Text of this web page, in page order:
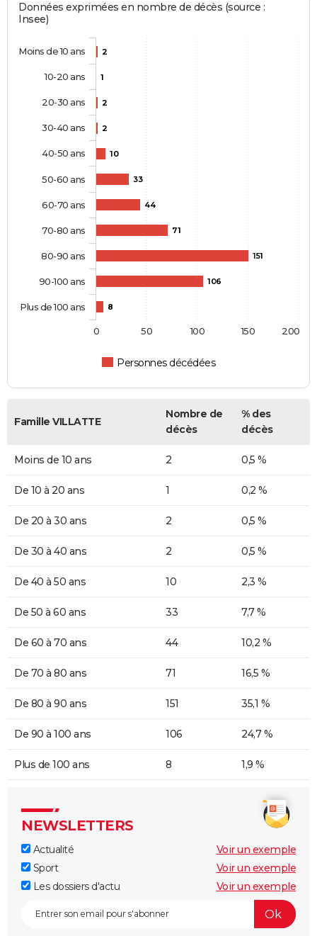
Données exprimées en nombre de décès (source :
Insee)
2
1
2
2
10
33
44
71
151
106
8
Personnes décédées
Moins de 10 ans
10-20 ans
20-30 ans
30-40 ans
40-50 ans
50-60 ans
60-70 ans
70-80 ans
80-90 ans
90-100 ans
Plus de 100 ans
0 50 100 150 200
Famille VILLATTE
Nombre de
décès
% des
décès
Moins de 10 ans 2 0,5 %
De 10 à 20 ans 1 0,2 %
De 20 à 30 ans 2 0,5 %
De 30 à 40 ans 2 0,5 %
De 40 à 50 ans 10 2,3 %
De 50 à 60 ans 33 7,7 %
De 60 à 70 ans 44 10,2 %
De 70 à 80 ans 71 16,5 %
De 80 à 90 ans 151 35,1 %
De 90 à 100 ans 106 24,7 %
Plus de 100 ans 8 1,9 %
NEWSLETTERS
Actualité
Voir un exemple
Sport
Voir un exemple
Les dossiers d'actu
Voir un exemple